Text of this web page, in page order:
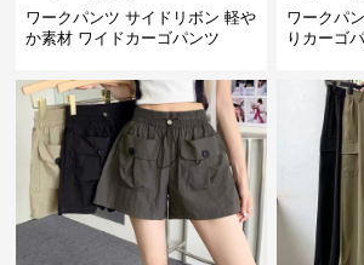
ワークパンツ サイドリボン 軽や
か素材 ワイドカーゴパンツ
ワークパ
りカーゴ